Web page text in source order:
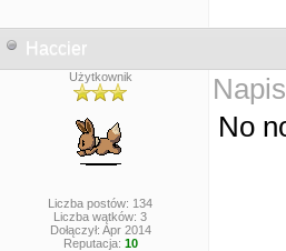
Haccier
Użytkownik
Liczba postów: 134
Liczba wątków: 3
Dołączył: Apr 2014
Reputacja: 10
No